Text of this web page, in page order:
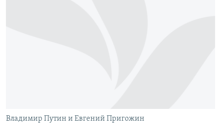
Владимир Путин и Евгений Пригожин